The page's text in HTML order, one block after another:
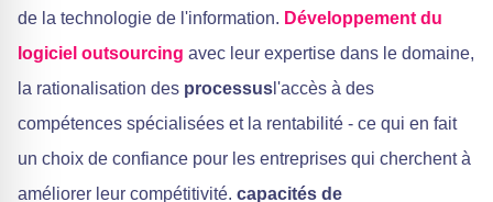
de la technologie de l'information. Développement du
logiciel outsourcing avec leur expertise dans le domaine,
la rationalisation des processus l'accès à des
compétences spécialisées et la rentabilité - ce qui en fait
un choix de confiance pour les entreprises qui cherchent à
améliorer leur compétitivité. capacités de